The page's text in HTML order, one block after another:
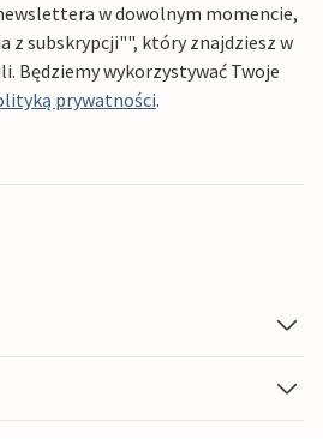
w dowolnym momencie,
z subskrypcji"", który znajdziesz w
Będziemy wykorzystywać Twoje
prywatności.